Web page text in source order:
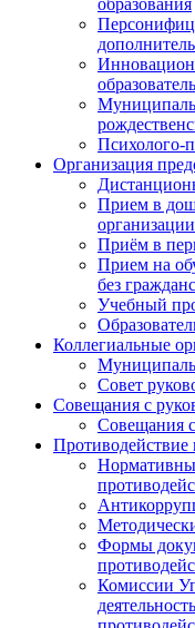
образования
Психолого-
Организация
Прием в
организации
Приём в
Прием на
без
Учебный
Коллегиальные
Совет
Совещания с
Совещания
Противодействие
Формы
Комиссии